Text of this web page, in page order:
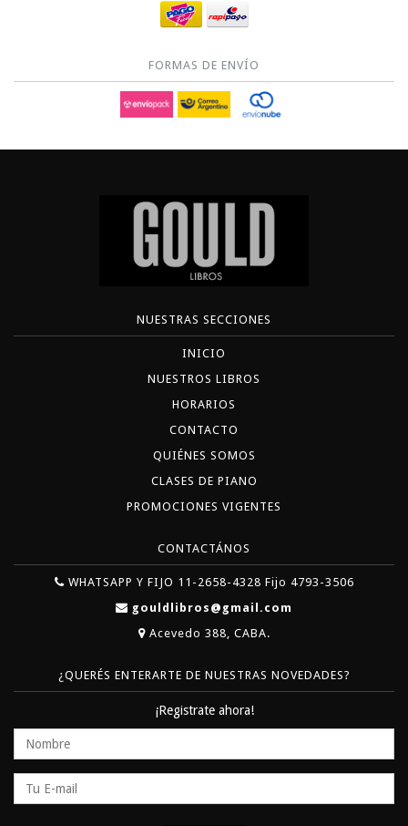
FORMAS DE ENVÍO
NUESTRAS SECCIONES
INICIO
NUESTROS LIBROS
HORARIOS
CONTACTO
QUIÉNES SOMOS
CLASES DE PIANO
PROMOCIONES VIGENTES
CONTACTÁNOS
WHATSAPP Y FIJO 11-2658-4328 Fijo 4793-3506
gouldlibros@gmail.com
Acevedo 388, CABA.
¿QUERÉS ENTERARTE DE NUESTRAS NOVEDADES?
¡Registrate ahora!